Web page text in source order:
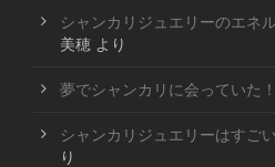
シャンカリジュエリーのエネ
美穂 より
夢でシャンカリに会っていた！
シャンカリジュエリーはすごい
り